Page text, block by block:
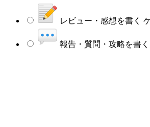
レビュー・感想を書く
報告・質問・攻略を書く